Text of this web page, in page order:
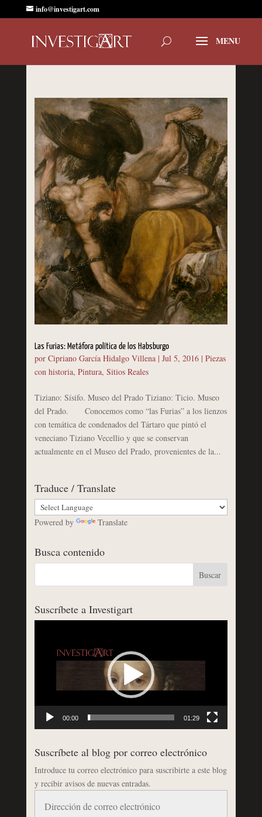
info@investigart.com
Las Furias: Metáfora política de los Habsburgo
por Cipriano García Hidalgo Villena| Jul 5, 2016| Piezas
con historia, Pintura, Sitios Reales
Tiziano: Sísifo. Museo del Prado Tiziano: Ticio. Museo
del Prado. Conocemos como “las Furias” a los lienzos
con temática de condenados del Tártaro que pintó el
veneciano Tiziano Vecellio y que se conservan
actualmente en el Museo del Prado, provenientes de la...
Traduce / Translate
Powered by Translate
Busca contenido
Suscríbete a Investigart
00:00 01:29
Suscríbete al blog por correo electrónico
Introduce tu correo electrónico para suscribirte a este blog
y recibir avisos de nuevas entradas.